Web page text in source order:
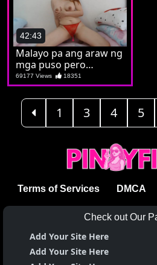
42:43
Malayo pa ang araw ng
mga puso pero
nagpapatigas na sya ng
mga tarugo
69177 Views 18351
1 3 4 5
Terms of Services DMCA
Check out Our
Add Your Site Here
Add Your Site Here